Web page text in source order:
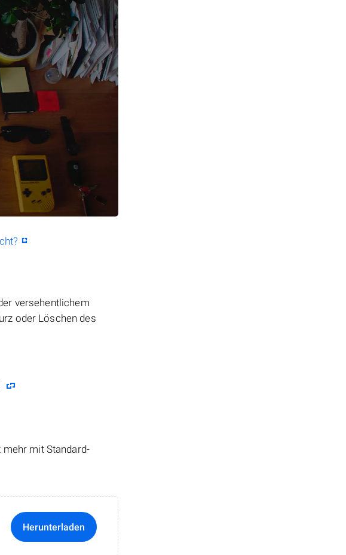
versehentlichem
oder Löschen des
mehr mit Standard-
Herunterladen